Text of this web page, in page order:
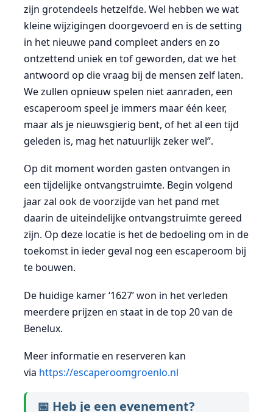
zijn grotendeels hetzelfde. Wel hebben we wat
kleine wijzigingen doorgevoerd en is de setting
in het nieuwe pand compleet anders en zo
ontzettend uniek en tof geworden, dat we het
antwoord op die vraag bij de mensen zelf laten.
We zullen opnieuw spelen niet aanraden, een
escaperoom speel je immers maar één keer,
maar als je nieuwsgierig bent, of het al een tijd
geleden is, mag het natuurlijk zeker wel”.
Op dit moment worden gasten ontvangen in
een tijdelijke ontvangstruimte. Begin volgend
jaar zal ook de voorzijde van het pand met
daarin de uiteindelijke ontvangstruimte gereed
zijn. Op deze locatie is het de bedoeling om in de
toekomst in ieder geval nog een escaperoom bij
te bouwen.
De huidige kamer ‘1627’ won in het verleden
meerdere prijzen en staat in de top 20 van de
Benelux.
Meer informatie en reserveren kan
via https://escaperoomgroenlo.nl
📅 Heb je een evenement?